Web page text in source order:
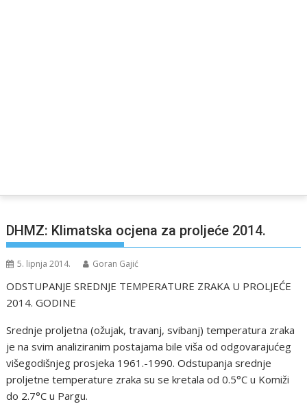
DHMZ: Klimatska ocjena za proljeće 2014.
5. lipnja 2014. Goran Gajić
ODSTUPANJE SREDNJE TEMPERATURE ZRAKA U PROLJEĆE
2014. GODINE
Srednje proljetna (ožujak, travanj, svibanj) temperatura zraka
je na svim analiziranim postajama bile viša od odgovarajućeg
višegodišnjeg prosjeka 1961.-1990. Odstupanja srednje
proljetne temperature zraka su se kretala od 0.5°C u Komiži
do 2.7°C u Pargu.